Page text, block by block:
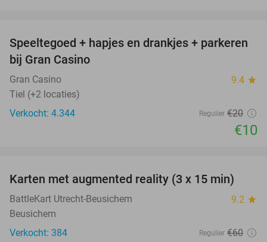
50%
Speeltegoed + hapjes en drankjes + parkeren
bij Gran Casino
Gran Casino 9.4 star
Tiel (+2 locaties)
Verkocht: 4.344
Regulier €20
€10
35%
Karten met augmented reality (3 x 15 min)
BattleKart Utrecht-Beusichem 9.2 star
Beusichem
Verkocht: 384
Regulier €60